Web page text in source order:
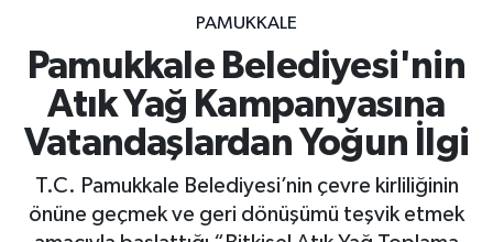
PAMUKKALE
Pamukkale Belediyesi'nin
Atık Yağ Kampanyasına
Vatandaşlardan Yoğun İlgi
T.C. Pamukkale Belediyesi’nin çevre kirliliğinin
önüne geçmek ve geri dönüşümü teşvik etmek
Tüm Manşetler
Son Dakika Haberleri
Haber Arşivi